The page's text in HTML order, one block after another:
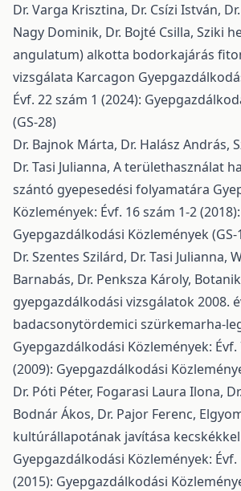
Dr. Varga Krisztina, Dr. Csízi István,
Nagy Dominik, Dr. Bojté Csilla, Sziki
angulatum) alkotta bodorkajárás
vizsgálata Karcagon
Évf. 22 szám 1 (2024):
(GS-28)
Dr. Bajnok Márta, Dr. Halász András,
Dr. Tasi Julianna, A területhasználat
szántó gyepesedési folyamatára
Közlemények: Évf. 16 szám 1-2 (2018):
Gyepgazdálkodási Közlemények (GS-
Dr. Szentes Szilárd, Dr. Tasi Julianna,
Barnabás, Dr. Penksza Károly,
gyepgazdálkodási vizsgálatok 2008.
badacsonytördemici szürkemarha-
Gyepgazdálkodási Közlemények: Évf.
(2009): Gyepgazdálkodási
Dr. Póti Péter, Fogarasi Laura Ilona,
Bodnár Ákos, Dr. Pajor Ferenc,
kultúrállapotának javítása kecskékkel
Gyepgazdálkodási Közlemények: Évf.
(2015): Gyepgazdálkodási